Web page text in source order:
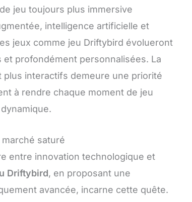
jeu toujours plus immersive
intelligence artificielle et
jeux comme jeu Driftybird évolueront
profondément personnalisées. La
plus interactifs demeure une priorité
à rendre chaque moment de jeu
saturé
entre innovation technologique et
Driftybird, en proposant une
avancée, incarne cette quête.